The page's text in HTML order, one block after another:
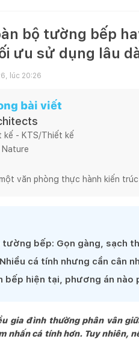
bộ tường bếp
ưu sử dụng lâu
lúc 20:26
bài viết
kế - KTS/Thiết kế
Nature
văn phòng thực hành kiến
trong chính suy nghĩ của bản
động tư vấn và thiết kế kiến
chật hẹp và đầy khó khó hơn,
tính sáng tạo, nhiều thử
và có niềm tin rằng, một sản
và thấu hiểu sâu sắc của
bếp: Gọn gàng, sạch
cá tính nhưng cần cân
bếp hiện tại, phương án nào
gia đình thường phân vân
nhấn cá tính hơn. Tuy nhiên,